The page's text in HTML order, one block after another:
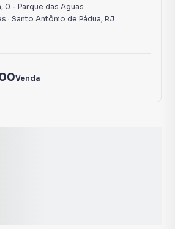
, 0 - Parque das Aguas
· Santo Antônio de Pádua, RJ
Venda